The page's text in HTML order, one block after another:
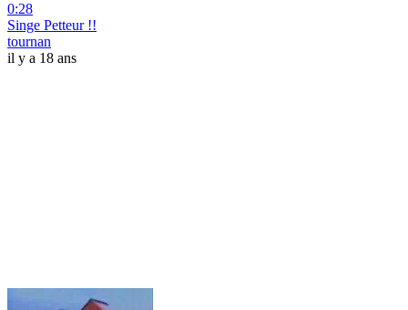
0:28
Singe Petteur !!
tournan
il y a 18 ans